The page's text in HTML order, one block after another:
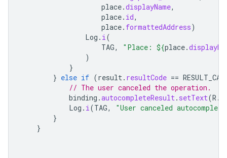
place.displayName,
place. id,
place. formattedAddress)
Log . i (
TAG, "Place: ${place.
)
}
} else if (result . resultCode ==
// The user canceled the operation.
binding .autocompleteResult . setText(R .
Log . i (TAG,
"User canceled
}
}